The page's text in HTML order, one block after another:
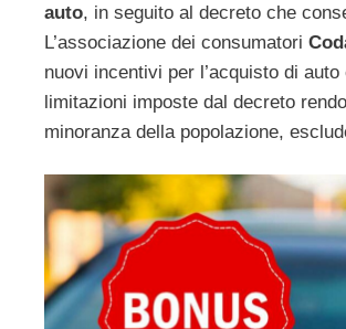
auto, in seguito al decreto che
L’associazione dei consumatori
nuovi incentivi per l’acquisto di
limitazioni imposte dal decreto
minoranza della popolazione,